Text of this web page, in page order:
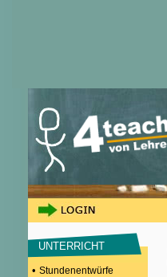
UNTERRICHT
• Stundenentwürfe